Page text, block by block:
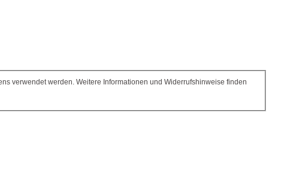
verwendet werden. Weitere Informationen und Widerrufshinweise finden